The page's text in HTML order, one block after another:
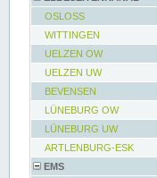
OSLOSS
WITTINGEN
UELZEN OW
UELZEN UW
BEVENSEN
LÜNEBURG OW
LÜNEBURG UW
ARTLENBURG-ESK
EMS